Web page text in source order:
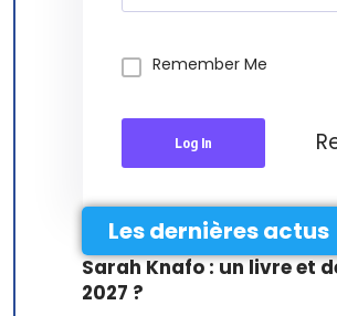
Remember Me
Log In
Les dernières actus
Sarah Knafo : un livre et
2027 ?